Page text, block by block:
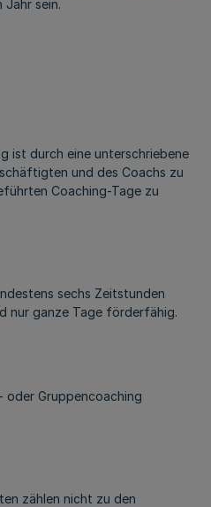
Jahr sein.
ist durch eine unterschriebene
und des Coachs zu
Coaching-Tage zu
sechs Zeitstunden
nur ganze Tage förderfähig.
oder Gruppencoaching
zählen nicht zu den